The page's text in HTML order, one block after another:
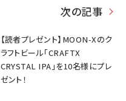
次の記事
【読者プレゼント】MOON-Xのク
ラフトビール「CRAFTX
CRYSTAL IPA」を10名様にプレ
ゼント！